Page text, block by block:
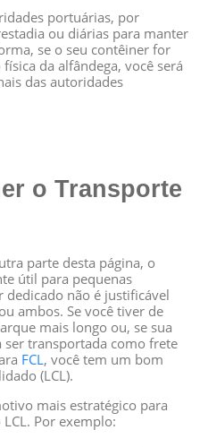
portuárias, por
ou diárias para manter
se o seu contêiner for
da alfândega, você será
das autoridades
o Transporte
parte desta página, o
útil para pequenas
dedicado não é justificável
ambos. Se você tiver de
mais longo ou, se sua
ser transportada como frete
FCL, você tem um bom
(LCL).
mais estratégico para
Por exemplo: